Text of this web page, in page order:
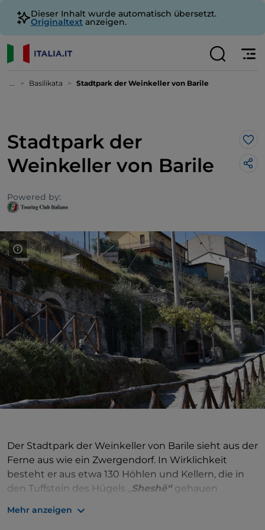
Dieser Inhalt wurde automatisch übersetzt.
Originaltext anzeigen.
... Basilikata Stadtpark der Weinkeller von Barile
Stadtpark der
Weinkeller von Barile
Powered by:
Der Stadtpark der Weinkeller von Barile sieht aus der
Ferne aus wie ein Zwergendorf. In Wirklichkeit
besteht er aus etwa 130 Höhlen und Kellern, die in
den Tuffstein des Hügels „Sheshë“ gehauen
aktiv sind und Ort der Aufbewahrung des Weins
Mehr anzeigen